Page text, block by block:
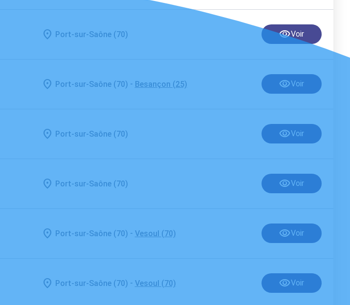
Port-sur-Saône (70) Voir
Port-sur-Saône (70) - Besançon (25) Voir
Port-sur-Saône (70) Voir
Port-sur-Saône (70) Voir
Port-sur-Saône (70) - Vesoul (70) Voir
Port-sur-Saône (70) - Vesoul (70) Voir